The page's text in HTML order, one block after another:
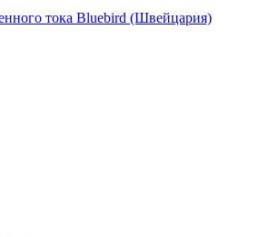
тока Bluebird (Швейцария)